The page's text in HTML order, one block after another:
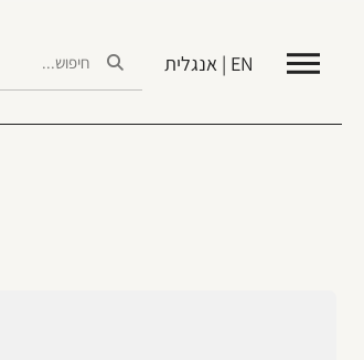
EN | אנגלית